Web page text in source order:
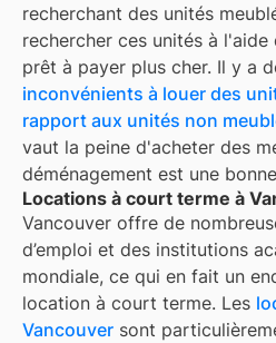
recherchant des unités
rechercher ces unités à
prêt à payer plus cher. Il y a
inconvénients à louer des
rapport aux unités non
vaut la peine d'acheter des
déménagement est une
Locations à court terme à
Vancouver offre de
d’emploi et des institutions
mondiale, ce qui en fait un
location à court terme. Les
Vancouver sont